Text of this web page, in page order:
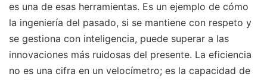
es una de esas herramientas. Es un ejemplo de cómo
la ingeniería del pasado, si se mantiene con respeto y
se gestiona con inteligencia, puede superar a las
innovaciones más ruidosas del presente. La eficiencia
no es una cifra en un velocímetro; es la capacidad de